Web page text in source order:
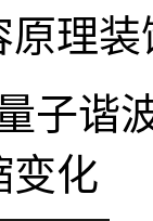
理装
子谐
变化